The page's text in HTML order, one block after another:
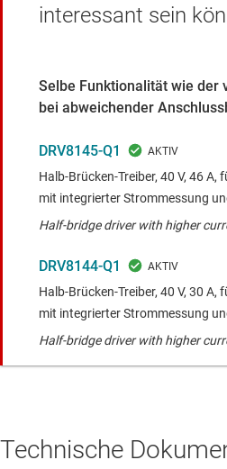
interessant sein
Selbe Funktionalität wie der
bei abweichender
DRV8145-Q1
Halb-Brücken-Treiber, 40 V, 46
mit integrierter Strommessung
Half-bridge driver with higher
DRV8144-Q1
Halb-Brücken-Treiber, 40 V, 30
mit integrierter Strommessung
Half-bridge driver with higher
Technische